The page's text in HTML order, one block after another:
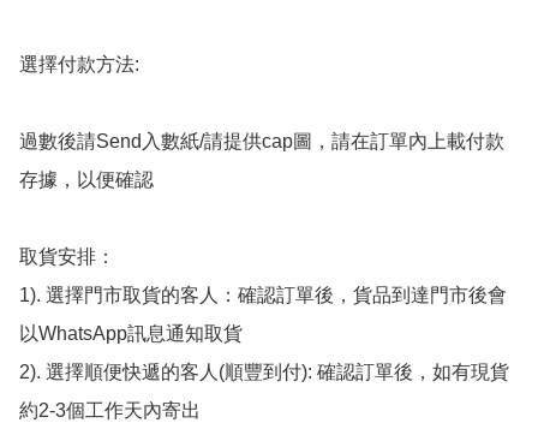
選擇付款方法:
過數後請Send入數紙/請提供cap圖，請在訂單內上載付款
存據，以便確認
取貨安排：
1). 選擇門市取貨的客人：確認訂單後，貨品到達門市後會
以WhatsApp訊息通知取貨
2). 選擇順便快遞的客人(順豐到付): 確認訂單後，如有現貨
約2-3個工作天內寄出